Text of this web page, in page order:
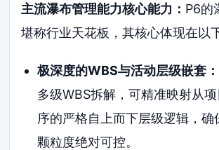
主流瀑布管理能力核心能力： P6的
堪称行业天花板，其核心体现在以
极深度的WBS与活动层级嵌套：
多级WBS拆解，可精准映射从
序的严格自上而下层级逻辑，确
颗粒度绝对可控。